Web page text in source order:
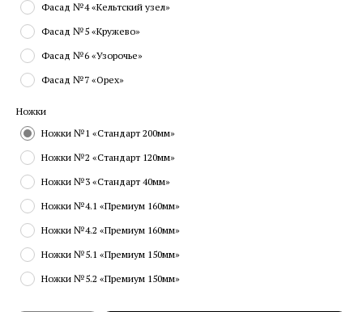
Фасад №4 «Кельтский узел»
Фасад №5 «Кружево»
Фасад №6 «Узорочье»
Фасад №7 «Орех»
Ножки
Ножки №1 «Стандарт 200мм»
Ножки №2 «Стандарт 120мм»
Ножки №3 «Стандарт 40мм»
Ножки №4.1 «Премиум 160мм»
Ножки №4.2 «Премиум 160мм»
Ножки №5.1 «Премиум 150мм»
Ножки №5.2 «Премиум 150мм»